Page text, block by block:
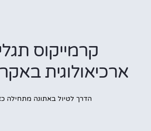
קרמייקוס תגלית
הדרך לטיול באתונה מתחילה כאן!